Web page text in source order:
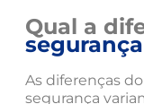
Qual a
segurança
As diferenças
segurança